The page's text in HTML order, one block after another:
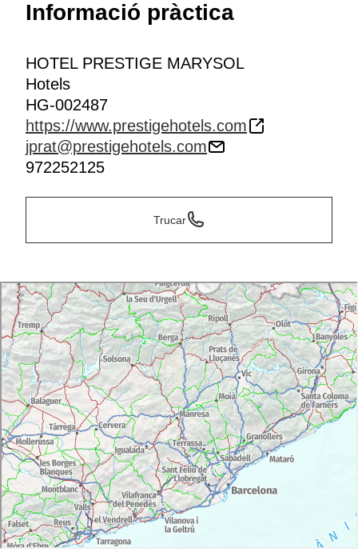
Informació pràctica
HOTEL PRESTIGE MARYSOL
Hotels
HG-002487
https://www.prestigehotels.com
jprat@prestigehotels.com
972252125
Trucar